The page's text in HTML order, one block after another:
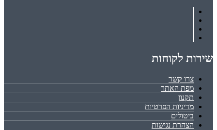
שירות לקוחות
צרו קשר
מפת האתר
תקנון
מדיניות הפרטיות
ביטולים
הצהרת נגישות